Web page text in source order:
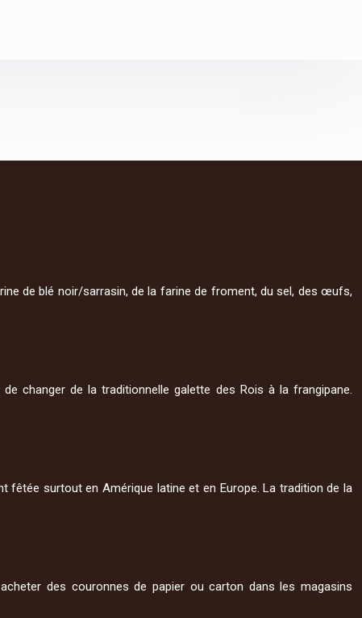
de blé noir/sarrasin, de la farine de froment, du sel, des œufs,
changer de la traditionnelle galette des Rois à la frangipane.
fêtée surtout en Amérique latine et en Europe. La tradition de la
des couronnes de papier ou carton dans les magasins